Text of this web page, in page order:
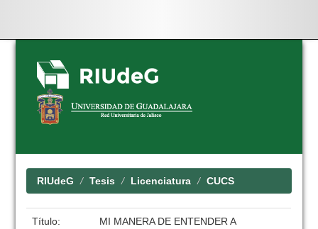
Skip
navigation
RIUdeG Tesis Licenciatura CUCS
Título:
MI MANERA DE ENTENDER A